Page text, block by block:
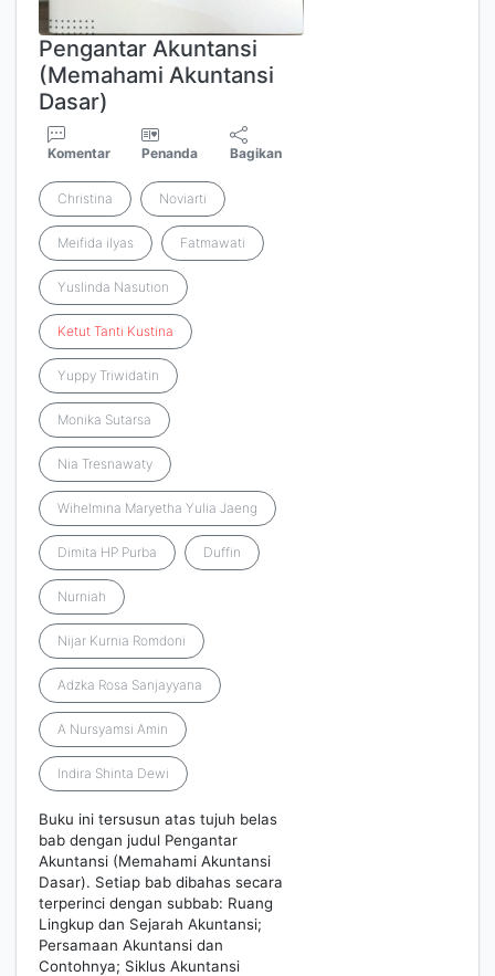
Pengantar Akuntansi
(Memahami Akuntansi
Dasar)
Komentar Penanda Bagikan
Christina Noviarti
Meifida ilyas Fatmawati
Yuslinda Nasution
Ketut Tanti Kustina
Yuppy Triwidatin
Monika Sutarsa
Nia Tresnawaty
Wihelmina Maryetha Yulia Jaeng
Dimita HP Purba Duffin
Nurniah
Nijar Kurnia Romdoni
Adzka Rosa Sanjayyana
A Nursyamsi Amin
Indira Shinta Dewi
Buku ini tersusun atas tujuh belas
bab dengan judul Pengantar
Akuntansi (Memahami Akuntansi
Dasar). Setiap bab dibahas secara
terperinci dengan subbab: Ruang
Lingkup dan Sejarah Akuntansi;
Persamaan Akuntansi dan
Contohnya; Siklus Akuntansi